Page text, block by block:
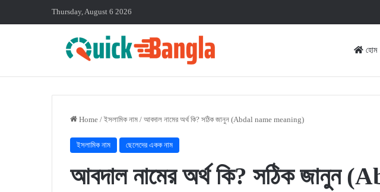
Thursday, August 6 2026
হোম
Home / ইসলামিক নাম / আবদাল নামের অর্থ কি? সঠিক জানুন (Abdal name meaning)
ইসলামিক নাম ছেলেদের একক নাম
আবদাল নামের অর্থ কি? সঠিক জানুন